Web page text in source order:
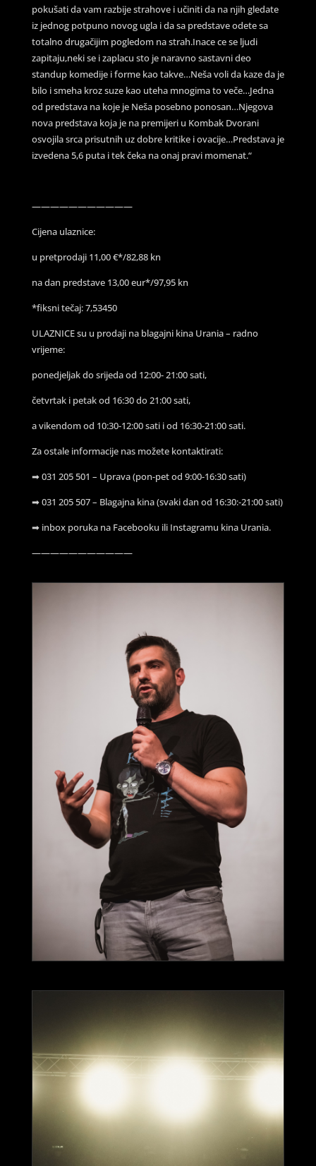
pokušati da vam razbije strahove i učiniti da na njih gledate
iz jednog potpuno novog ugla i da sa predstave odete sa
totalno drugačijim pogledom na strah.Inace ce se ljudi
zapitaju,neki se i zaplacu sto je naravno sastavni deo
standup komedije i forme kao takve…Neša voli da kaze da je
bilo i smeha kroz suze kao uteha mnogima to veče…Jedna
od predstava na koje je Neša posebno ponosan…Njegova
nova predstava koja je na premijeri u Kombak Dvorani
osvojila srca prisutnih uz dobre kritike i ovacije…Predstava je
izvedena 5,6 puta i tek čeka na onaj pravi momenat.“
———————————
Cijena ulaznice:
u pretprodaji 11,00 €*/82,88 kn
na dan predstave 13,00 eur*/97,95 kn
*fiksni tečaj: 7,53450
ULAZNICE su u prodaji na blagajni kina Urania – radno
vrijeme:
ponedjeljak do srijeda od 12:00- 21:00 sati,
četvrtak i petak od 16:30 do 21:00 sati,
a vikendom od 10:30-12:00 sati i od 16:30-21:00 sati.
Za ostale informacije nas možete kontaktirati:
➡031 205 501 – Uprava (pon-pet od 9:00-16:30 sati)
➡031 205 507 – Blagajna kina (svaki dan od 16:30:-21:00 sati)
➡inbox poruka na Facebooku ili Instagramu kina Urania.
———————————